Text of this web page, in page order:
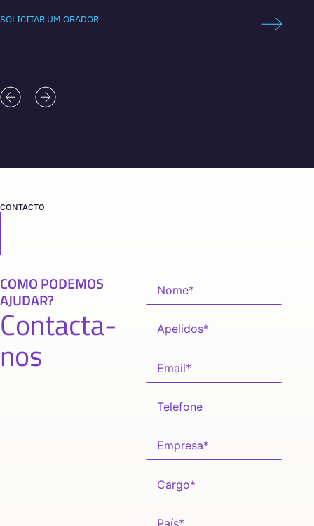
SOLICITAR UM ORADOR
CONTACTO
COMO PODEMOS
AJUDAR?
Contacta-
nos